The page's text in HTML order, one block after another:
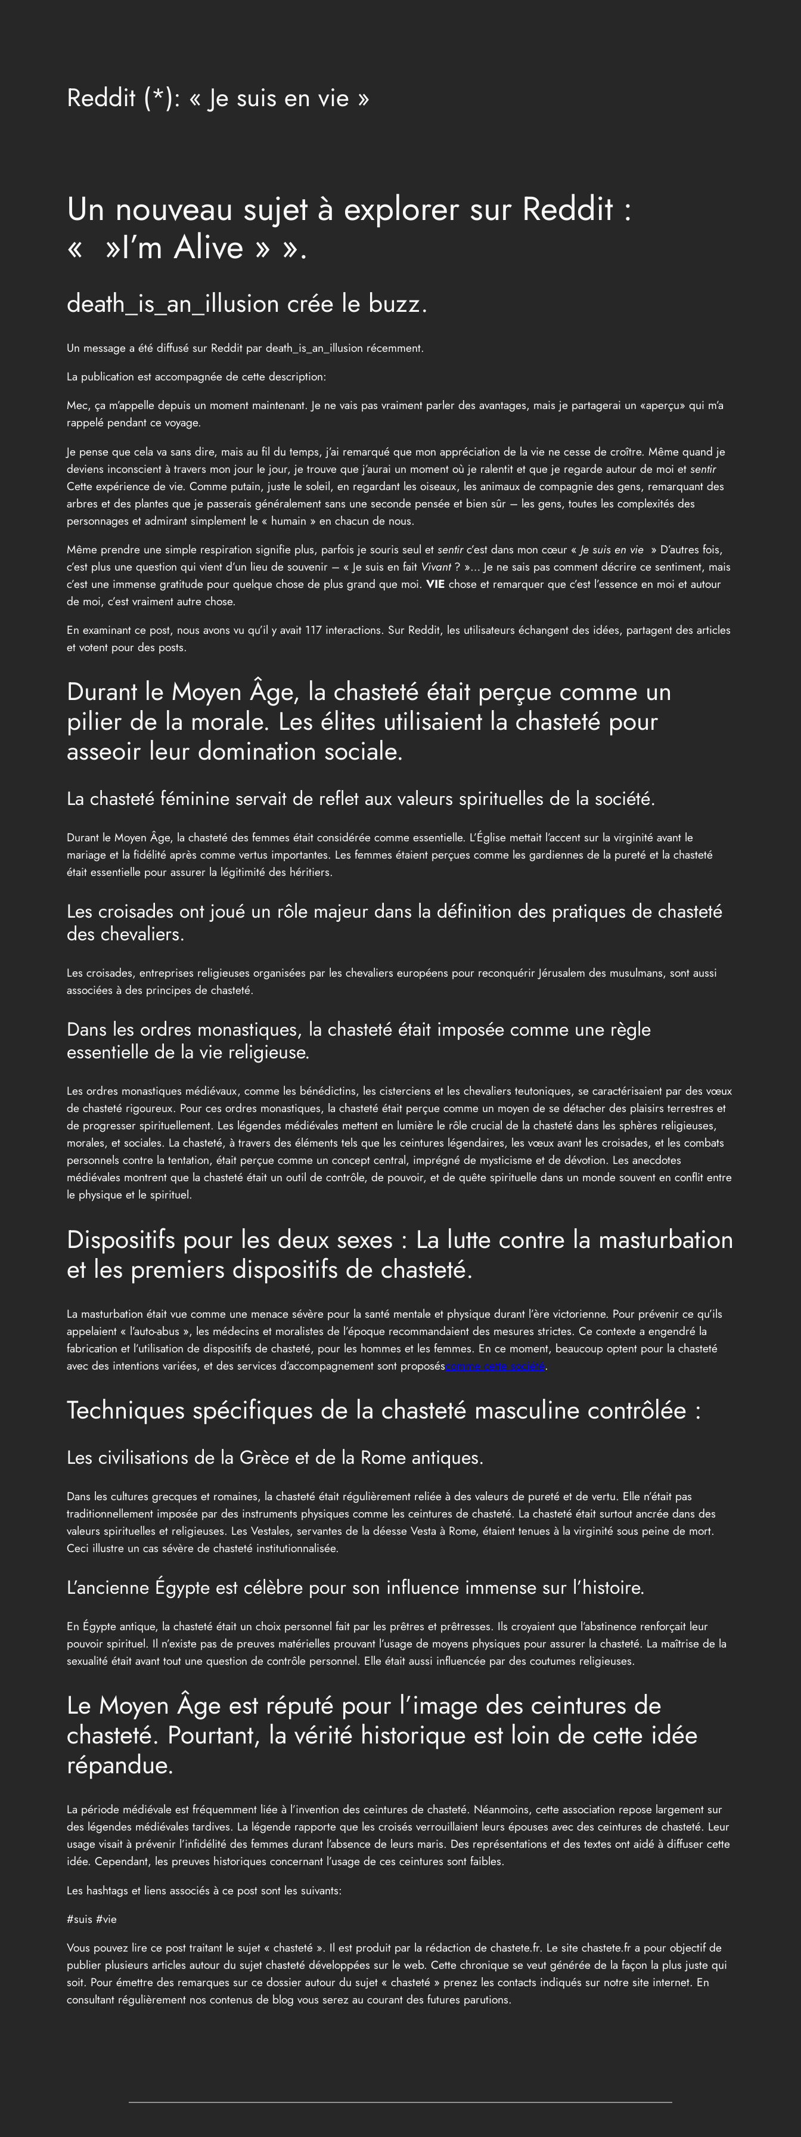
Reddit (*): « Je suis en vie »
Un nouveau sujet à explorer sur Reddit :
« »I’m Alive » ».
death_is_an_illusion crée le buzz.
Un message a été diffusé sur Reddit par death_is_an_illusion récemment.
La publication est accompagnée de cette description:
Mec, ça m’appelle depuis un moment maintenant. Je ne vais pas vraiment parler des avantages, mais je partagerai un «aperçu» qui m’a
rappelé pendant ce voyage.
Je pense que cela va sans dire, mais au fil du temps, j’ai remarqué que mon appréciation de la vie ne cesse de croître. Même quand je
deviens inconscient à travers mon jour le jour, je trouve que j’aurai un moment où je ralentit et que je regarde autour de moi et sentir
Cette expérience de vie. Comme putain, juste le soleil, en regardant les oiseaux, les animaux de compagnie des gens, remarquant des
arbres et des plantes que je passerais généralement sans une seconde pensée et bien sûr – les gens, toutes les complexités des
personnages et admirant simplement le « humain » en chacun de nous.
Même prendre une simple respiration signifie plus, parfois je souris seul et sentirc’est dans mon cœur « Je suis en vie » D’autres fois,
c’est plus une question qui vient d’un lieu de souvenir – « Je suis en fait Vivant? »… Je ne sais pas comment décrire ce sentiment, mais
c’est une immense gratitude pour quelque chose de plus grand que moi. VIE chose et remarquer que c’est l’essence en moi et autour
de moi, c’est vraiment autre chose.
En examinant ce post, nous avons vu qu’il y avait 117 interactions. Sur Reddit, les utilisateurs échangent des idées, partagent des articles
et votent pour des posts.
Durant le Moyen Âge, la chasteté était perçue comme un
pilier de la morale. Les élites utilisaient la chasteté pour
asseoir leur domination sociale.
La chasteté féminine servait de reflet aux valeurs spirituelles de la société.
Durant le Moyen Âge, la chasteté des femmes était considérée comme essentielle. L’Église mettait l’accent sur la virginité avant le
mariage et la fidélité après comme vertus importantes. Les femmes étaient perçues comme les gardiennes de la pureté et la chasteté
était essentielle pour assurer la légitimité des héritiers.
Les croisades ont joué un rôle majeur dans la définition des pratiques de chasteté
des chevaliers.
Les croisades, entreprises religieuses organisées par les chevaliers européens pour reconquérir Jérusalem des musulmans, sont aussi
associées à des principes de chasteté.
Dans les ordres monastiques, la chasteté était imposée comme une règle
essentielle de la vie religieuse.
Les ordres monastiques médiévaux, comme les bénédictins, les cisterciens et les chevaliers teutoniques, se caractérisaient par des vœux
de chasteté rigoureux. Pour ces ordres monastiques, la chasteté était perçue comme un moyen de se détacher des plaisirs terrestres et
de progresser spirituellement. Les légendes médiévales mettent en lumière le rôle crucial de la chasteté dans les sphères religieuses,
morales, et sociales. La chasteté, à travers des éléments tels que les ceintures légendaires, les vœux avant les croisades, et les combats
personnels contre la tentation, était perçue comme un concept central, imprégné de mysticisme et de dévotion. Les anecdotes
médiévales montrent que la chasteté était un outil de contrôle, de pouvoir, et de quête spirituelle dans un monde souvent en conflit entre
le physique et le spirituel.
Dispositifs pour les deux sexes : La lutte contre la masturbation
et les premiers dispositifs de chasteté.
La masturbation était vue comme une menace sévère pour la santé mentale et physique durant l’ère victorienne. Pour prévenir ce qu’ils
appelaient « l’auto-abus », les médecins et moralistes de l’époque recommandaient des mesures strictes. Ce contexte a engendré la
fabrication et l’utilisation de dispositifs de chasteté, pour les hommes et les femmes. En ce moment, beaucoup optent pour la chasteté
avec des intentions variées, et des services d’accompagnement sont proposéscomme cette société.
Techniques spécifiques de la chasteté masculine contrôlée :
Les civilisations de la Grèce et de la Rome antiques.
Dans les cultures grecques et romaines, la chasteté était régulièrement reliée à des valeurs de pureté et de vertu. Elle n’était pas
traditionnellement imposée par des instruments physiques comme les ceintures de chasteté. La chasteté était surtout ancrée dans des
valeurs spirituelles et religieuses. Les Vestales, servantes de la déesse Vesta à Rome, étaient tenues à la virginité sous peine de mort.
Ceci illustre un cas sévère de chasteté institutionnalisée.
L’ancienne Égypte est célèbre pour son influence immense sur l’histoire.
En Égypte antique, la chasteté était un choix personnel fait par les prêtres et prêtresses. Ils croyaient que l’abstinence renforçait leur
pouvoir spirituel. Il n’existe pas de preuves matérielles prouvant l’usage de moyens physiques pour assurer la chasteté. La maîtrise de la
sexualité était avant tout une question de contrôle personnel. Elle était aussi influencée par des coutumes religieuses.
Le Moyen Âge est réputé pour l’image des ceintures de
chasteté. Pourtant, la vérité historique est loin de cette idée
répandue.
La période médiévale est fréquemment liée à l’invention des ceintures de chasteté. Néanmoins, cette association repose largement sur
des légendes médiévales tardives. La légende rapporte que les croisés verrouillaient leurs épouses avec des ceintures de chasteté. Leur
usage visait à prévenir l’infidélité des femmes durant l’absence de leurs maris. Des représentations et des textes ont aidé à diffuser cette
idée. Cependant, les preuves historiques concernant l’usage de ces ceintures sont faibles.
Les hashtags et liens associés à ce post sont les suivants:
#suis #vie
Vous pouvez lire ce post traitant le sujet « chasteté ». Il est produit par la rédaction de chastete.fr. Le site chastete.fr a pour objectif de
publier plusieurs articles autour du sujet chasteté développées sur le web. Cette chronique se veut générée de la façon la plus juste qui
soit. Pour émettre des remarques sur ce dossier autour du sujet « chasteté » prenez les contacts indiqués sur notre site internet. En
consultant régulièrement nos contenus de blog vous serez au courant des futures parutions.